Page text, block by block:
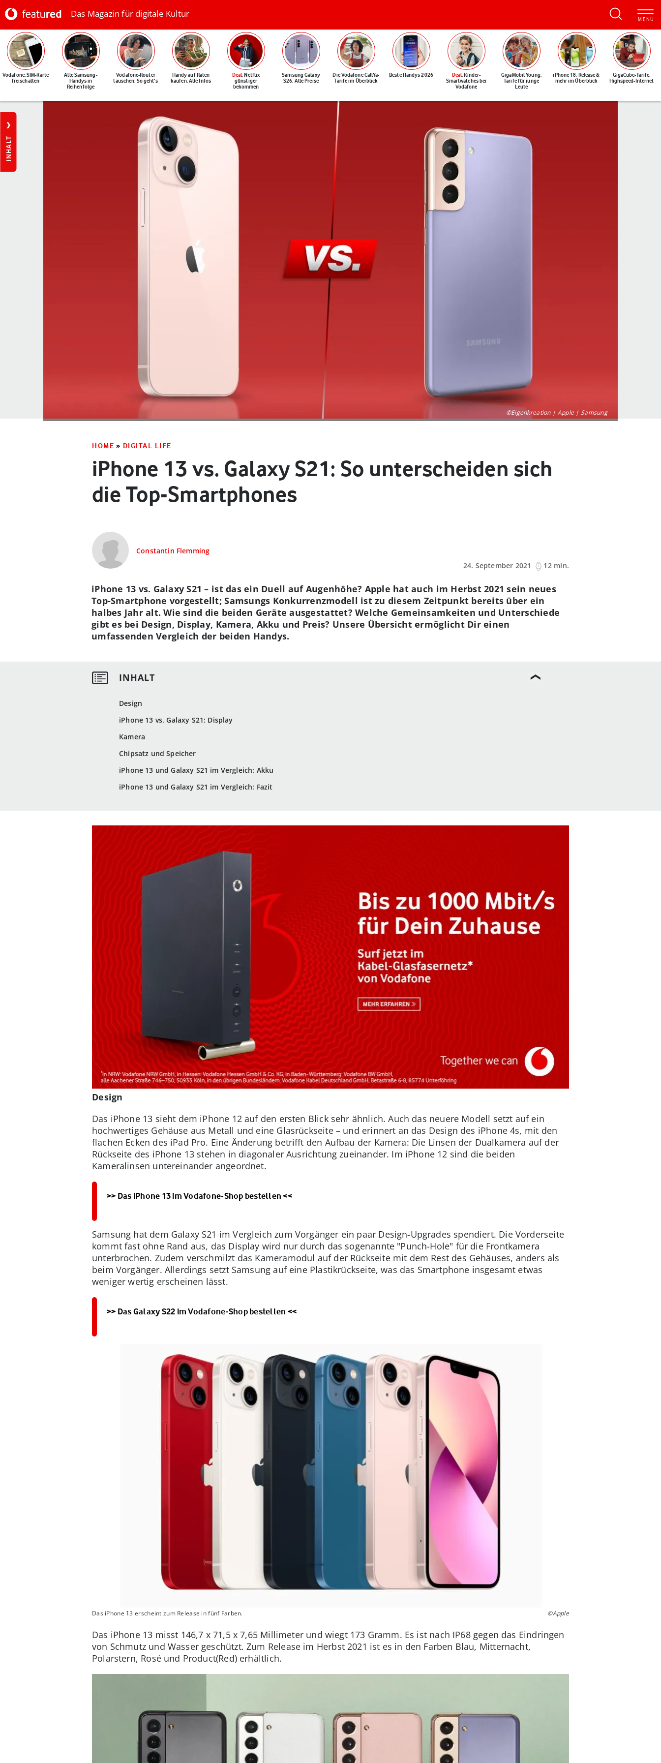
Das Magazin für digitale Kultur
Vodafone: SIM-Karte
freischalten
Alle Samsung-
Handys in
Reihenfolge
Vodafone-Router
tauschen: So geht's
Handy auf Raten
kaufen: Alle Infos
Deal: Netflix
günstiger
bekommen
Samsung Galaxy
S26: Alle Preise
Die Vodafone CallYa-
Tarife im Überblick
Beste Handys 2026 Deal: Kinder-
Smartwatches bei
Vodafone
GigaMobil Young:
Tarife für junge
Leute
iPhone 18: Release &
mehr im Überblick
GigaCube-Tarife:
Highspeed-Internet
INHALT
©Eigenkreation | Apple | Samsung
HOME » DIGITAL LIFE
iPhone 13 vs. Galaxy S21: So unterscheiden sich
die Top-Smartphones
Constantin Flemming
24. September 2021
12 min.
Design
iPhone 13 vs. Galaxy S21: Display
Kamera
Chipsatz und Speicher
iPhone 13 und Galaxy S21 im Vergleich: Akku
iPhone 13 und Galaxy S21 im Vergleich: Fazit
iPhone 13 vs. Galaxy S21 – ist das ein Duell auf Augenhöhe? Apple hat auch im Herbst 2021 sein neues
Top-Smartphone vorgestellt; Samsungs Konkurrenzmodell ist zu diesem Zeitpunkt bereits über ein
halbes Jahr alt. Wie sind die beiden Geräte ausgestattet? Welche Gemeinsamkeiten und Unterschiede
gibt es bei Design, Display, Kamera, Akku und Preis? Unsere Übersicht ermöglicht Dir einen
umfassenden Vergleich der beiden Handys.
Design
Das iPhone 13 sieht dem iPhone 12 auf den ersten Blick sehr ähnlich. Auch das neuere Modell setzt auf ein
hochwertiges Gehäuse aus Metall und eine Glasrückseite – und erinnert an das Design des iPhone 4s, mit den
flachen Ecken des iPad Pro. Eine Änderung betrifft den Aufbau der Kamera: Die Linsen der Dualkamera auf der
Rückseite des iPhone 13 stehen in diagonaler Ausrichtung zueinander. Im iPhone 12 sind die beiden
Kameralinsen untereinander angeordnet.
>> Das iPhone 13 im Vodafone-Shop bestellen <<
Samsung hat dem Galaxy S21 im Vergleich zum Vorgänger ein paar Design-Upgrades spendiert. Die Vorderseite
kommt fast ohne Rand aus, das Display wird nur durch das sogenannte "Punch-Hole" für die Frontkamera
unterbrochen. Zudem verschmilzt das Kameramodul auf der Rückseite mit dem Rest des Gehäuses, anders als
beim Vorgänger. Allerdings setzt Samsung auf eine Plastikrückseite, was das Smartphone insgesamt etwas
weniger wertig erscheinen lässt.
>> Das Galaxy S22 im Vodafone-Shop bestellen <<
Das iPhone 13 erscheint zum Release in fünf Farben. ©Apple
Das iPhone 13 misst 146,7 x 71,5 x 7,65 Millimeter und wiegt 173 Gramm. Es ist nach IP68 gegen das Eindringen
von Schmutz und Wasser geschützt. Zum Release im Herbst 2021 ist es in den Farben Blau, Mitternacht,
Polarstern, Rosé und Product(Red) erhältlich.